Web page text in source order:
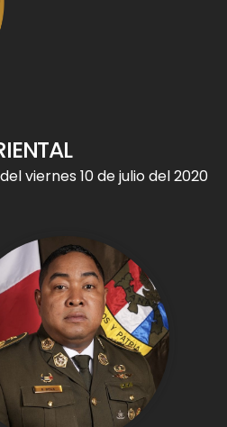
viernes 10 de julio del 2020